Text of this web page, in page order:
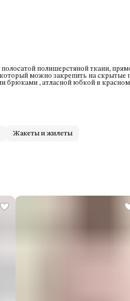
полишерстяной ткани,
можно закрепить на скрытые
брюками , атласной юбкой в красном
Жакеты и жилеты